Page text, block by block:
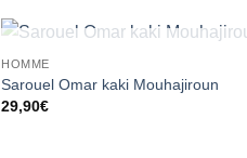
à la liste
RUPTURE DE STOCK
HOMME
Sarouel Omar kaki Mouhajiroun
29,90€